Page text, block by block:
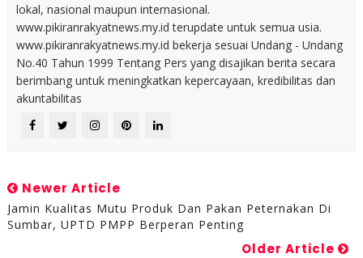
lokal, nasional maupun internasional.
www.pikiranrakyatnews.my.id terupdate untuk semua usia.
www.pikiranrakyatnews.my.id bekerja sesuai Undang - Undang
No.40 Tahun 1999 Tentang Pers yang disajikan berita secara
berimbang untuk meningkatkan kepercayaan, kredibilitas dan
akuntabilitas
Newer Article
Jamin Kualitas Mutu Produk Dan Pakan Peternakan Di
Sumbar, UPTD PMPP Berperan Penting
Older Article